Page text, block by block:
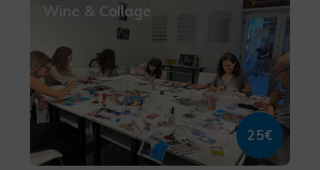
Wine & Collage
25€